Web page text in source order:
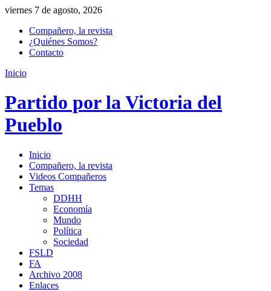
viernes 7 de agosto, 2026
Compañero, la revista
¿Quiénes Somos?
Contacto
Inicio
Partido por la Victoria del
Pueblo
Inicio
Compañero, la revista
Videos Compañeros
Temas
DDHH
Economía
Mundo
Política
Sociedad
FSLD
FA
Archivo 2008
Enlaces